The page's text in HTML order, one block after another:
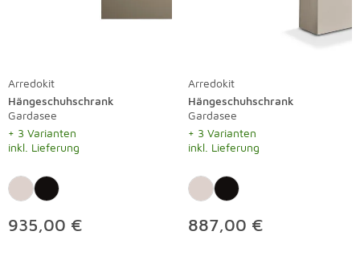
Arredokit
Hängeschuhschrank
Gardasee
+ 3 Varianten
inkl. Lieferung
935,00 €
Arredokit
Hängeschuhschrank
Gardasee
+ 3 Varianten
inkl. Lieferung
887,00 €